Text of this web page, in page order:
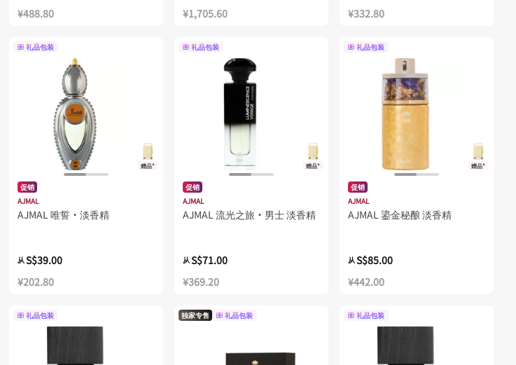
¥488.80
¥1,705.60
¥332.80
礼品包装
赠品*
促销
AJMAL
AJMAL 唯誓·淡香精
从S$39.00
¥202.80
礼品包装
赠品*
促销
AJMAL
AJMAL 流光之旅·男士 淡香精
从S$71.00
¥369.20
礼品包装
赠品*
促销
AJMAL
AJMAL 鎏金秘酿 淡香精
从S$85.00
¥442.00
礼品包装 独家专售 礼品包装 礼品包装